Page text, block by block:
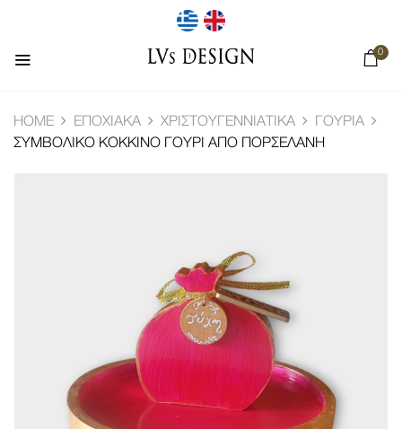
0
HOME ΕΠΟΧΙΑΚΆ ΧΡΙΣΤΟΥΓΕΝΝΙΆΤΙΚΑ
ΓΟΎΡΙΑ
ΣΥΜΒΟΛΙΚΌ ΚΌΚΚΙΝΟ ΓΟΎΡΙ ΑΠΌ ΠΟΡΣΕΛΆΝΗ